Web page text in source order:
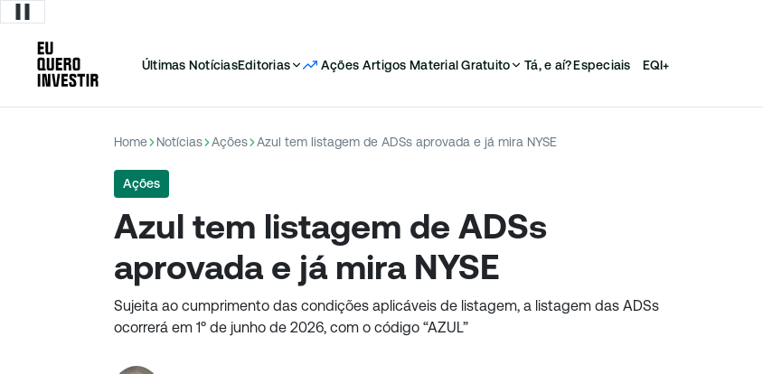
Últimas NotíciasEditorias Ações Artigos Material Gratuito Tá, e aí?Especiais EQI+
Home Notícias Ações Azul tem listagem de ADSs aprovada e já mira NYSE
Ações
Azul tem listagem de ADSs
aprovada e já mira NYSE
Sujeita ao cumprimento das condições aplicáveis de listagem, a listagem das ADSs
ocorrerá em 1º de junho de 2026, com o código “AZUL”